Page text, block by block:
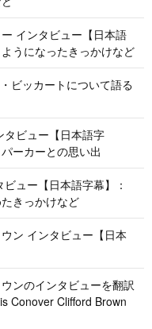
インタビュー【日本語
うになったきっかけなど
ビッカートについて語る
タビュー【日本語字
ーカーとの思い出
ュー【日本語字幕】：
きっかけなど
ン インタビュー【日本
ンのインタビューを翻訳
Conover Clifford Brown